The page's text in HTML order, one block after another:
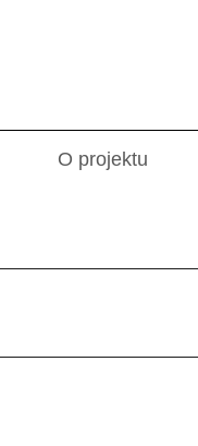
O projektu